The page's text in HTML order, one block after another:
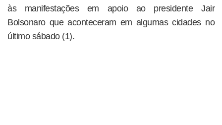
às manifestações em apoio ao presidente Jair
Bolsonaro que aconteceram em algumas cidades no
último sábado (1).